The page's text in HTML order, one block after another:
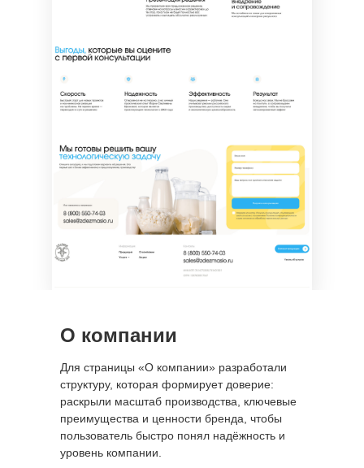
Для страницы «О компании» разработали
структуру, которая формирует доверие:
раскрыли масштаб производства, ключевые
преимущества и ценности бренда, чтобы
пользователь быстро понял надёжность и
уровень компании.
О компании